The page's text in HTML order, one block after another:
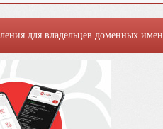
для владельцев доменных имен